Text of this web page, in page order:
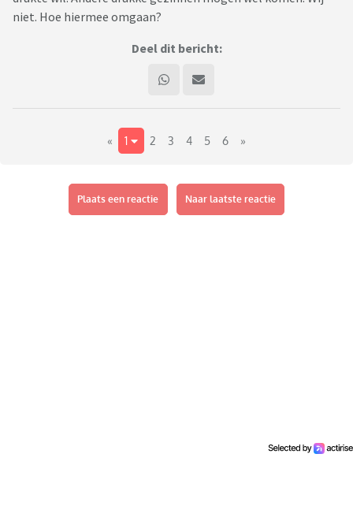
niet. Hoe hiermee omgaan?
Deel dit bericht:
« 1 2 3 4 5 6 »
Plaats een reactie Naar laatste reactie